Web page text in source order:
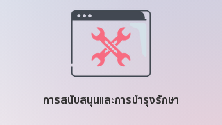
การสนับสนุนและการบำรุงรักษา